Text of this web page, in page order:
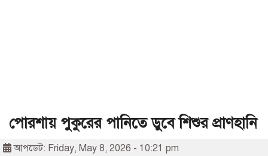
পোরশায় পুকুরের পানিতে ডুবে শিশুর প্রাণহানি
আপডেট: Friday, May 8, 2026 - 10:21 pm